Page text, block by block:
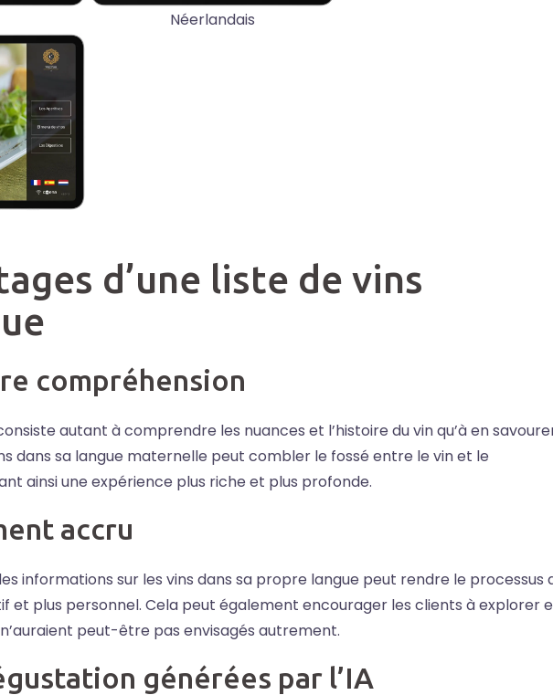
Néerlandais
d’une liste de vins
compréhension
autant à comprendre les nuances et l’histoire du vin qu’à en
dans sa langue maternelle peut combler le fossé entre le vin et le
ainsi une expérience plus riche et plus profonde.
accru
informations sur les vins dans sa propre langue peut rendre le processus
et plus personnel. Cela peut également encourager les clients à explorer
n’auraient peut-être pas envisagés autrement.
générées par l’IA